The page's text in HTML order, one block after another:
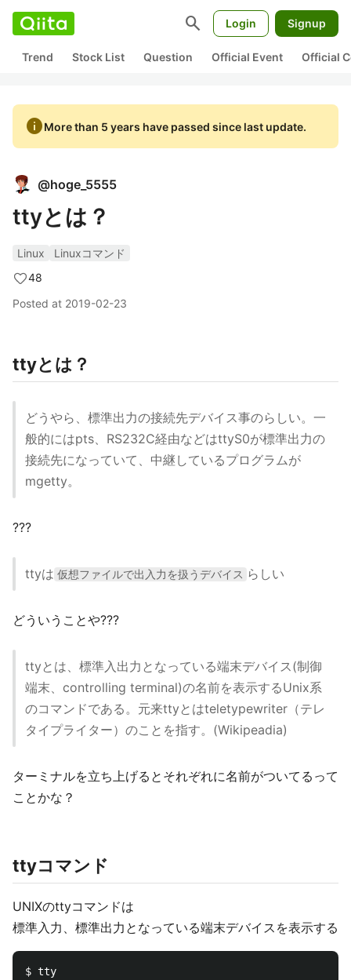
search Login Signup
Trend Stock List Question Official Event Official
infoMore than 5 years have passed since last update.
@hoge_5555
ttyとは？
Linux
Linuxコマンド
48
Posted at 2019-02-23
ttyとは？
どうやら、標準出力の接続先デバイス事のらしい。一
般的にはpts、RS232C経由などはttyS0が標準出力の
接続先になっていて、中継しているプログラムが
mgetty。
???
ttyは 仮想ファイルで出入力を扱うデバイス らしい
どういうことや???
ttyとは、標準入出力となっている端末デバイス(制御
端末、controlling terminal)の名前を表示するUnix系
のコマンドである。元来ttyとはteletypewriter（テレ
タイプライター）のことを指す。(Wikipeadia)
ターミナルを立ち上げるとそれぞれに名前がついてるって
ことかな？
ttyコマンド
UNIXのttyコマンドは
標準入力、標準出力となっている端末デバイスを表示する
$ tty